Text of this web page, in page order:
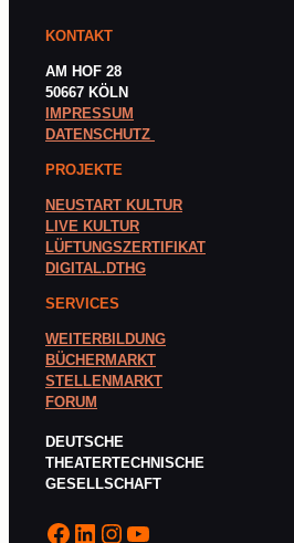
KONTAKT
AM HOF 28
50667 KÖLN
IMPRESSUM
DATENSCHUTZ
PROJEKTE
NEUSTART KULTUR
LIVE KULTUR
LÜFTUNGSZERTIFIKAT
DIGITAL.DTHG
SERVICES
WEITERBILDUNG
BÜCHERMARKT
STELLENMARKT
FORUM
DEUTSCHE
THEATERTECHNISCHE
GESELLSCHAFT
Facebook
LinkedIn
Instagram
YouTube